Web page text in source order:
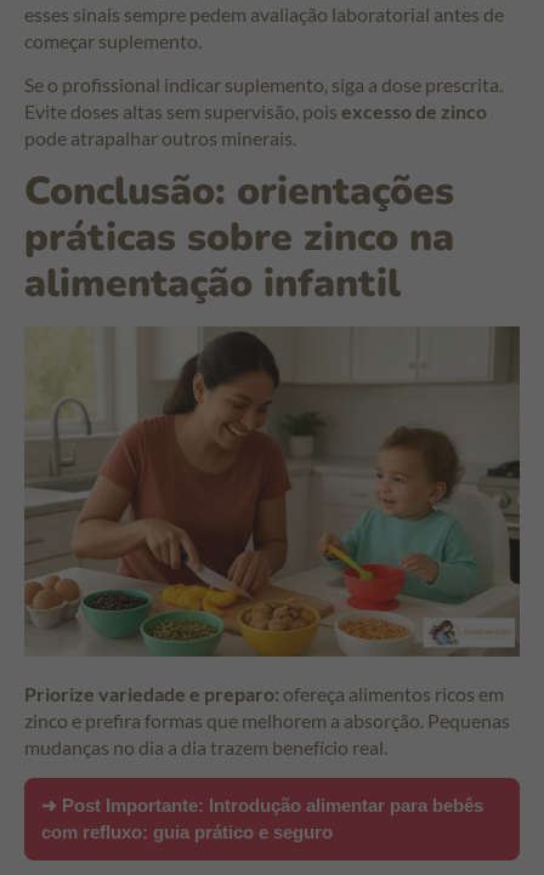
esses sinais sempre pedem avaliação laboratorial antes de
começar suplemento.
Se o profissional indicar suplemento, siga a dose prescrita.
Evite doses altas sem supervisão, pois excesso de zinco
pode atrapalhar outros minerais.
Conclusão: orientações
práticas sobre zinco na
alimentação infantil
Priorize variedade e preparo: ofereça alimentos ricos em
zinco e prefira formas que melhorem a absorção. Pequenas
mudanças no dia a dia trazem benefício real.
➜ Post Importante: Introdução alimentar para bebês
com refluxo: guia prático e seguro